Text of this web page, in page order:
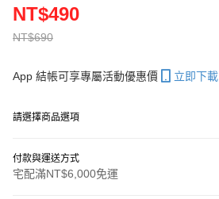
NT$690
NT$490
App 結帳可享專屬活動優惠價 立即下載
請選擇商品選項
付款與運送方式
宅配滿NT$6,000免運